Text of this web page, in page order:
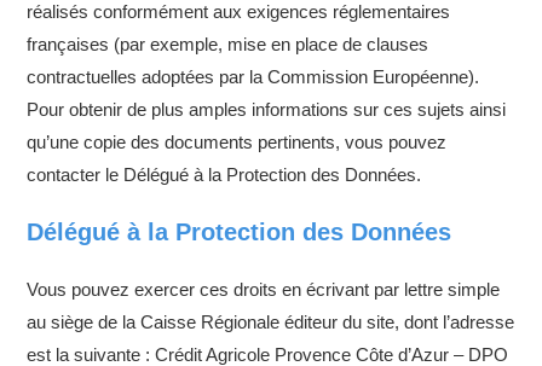
réalisés conformément aux exigences réglementaires
françaises (par exemple, mise en place de clauses
contractuelles adoptées par la Commission Européenne).
Pour obtenir de plus amples informations sur ces sujets ainsi
qu’une copie des documents pertinents, vous pouvez
contacter le Délégué à la Protection des Données.
Délégué à la Protection des Données
Vous pouvez exercer ces droits en écrivant par lettre simple
au siège de la Caisse Régionale éditeur du site, dont l’adresse
est la suivante : Crédit Agricole Provence Côte d’Azur – DPO